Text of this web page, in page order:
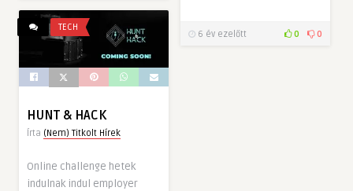
6 év ezelőtt 0 0
TECH
HUNT & HACK
Írta (Nem) Titkolt Hírek
Online challenge hetek
indulnak indul employer